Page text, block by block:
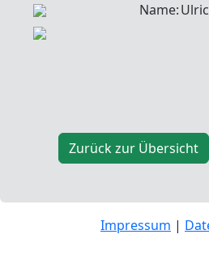
Name:
Zurück zur Übersicht
Impressum |